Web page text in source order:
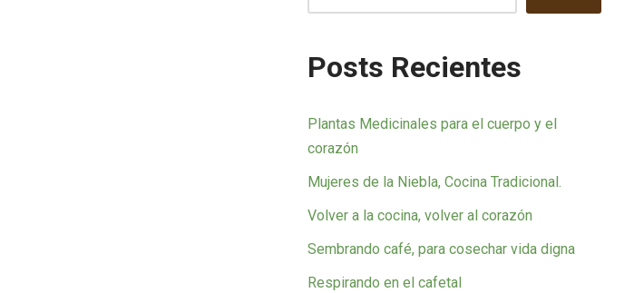
Posts Recientes
Plantas Medicinales para el cuerpo y el
corazón
Mujeres de la Niebla, Cocina Tradicional.
Volver a la cocina, volver al corazón
Sembrando café, para cosechar vida digna
Respirando en el cafetal